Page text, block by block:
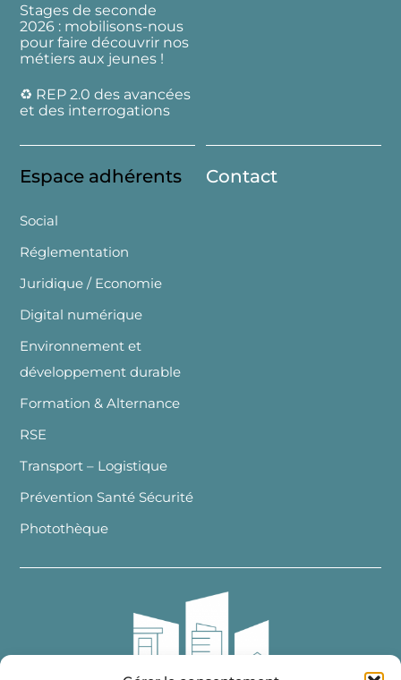
Stages de seconde
2026 : mobilisons-nous
pour faire découvrir nos
métiers aux jeunes !
♻️ REP 2.0 des avancées
et des interrogations
Espace adhérents
Social
Réglementation
Juridique / Economie
Digital numérique
Environnement et
développement durable
Formation & Alternance
RSE
Transport – Logistique
Prévention Santé Sécurité
Photothèque
Contact